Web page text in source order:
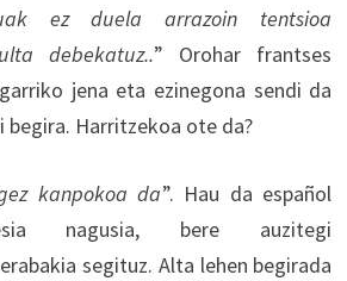
ez duela arrazoin tentsioa
debekatuz..” Orohar frantses
jena eta ezinegona sendi da
begira. Harritzekoa ote da?
kanpokoa da”. Hau da español
nagusia, bere auzitegi
segituz. Alta lehen begirada